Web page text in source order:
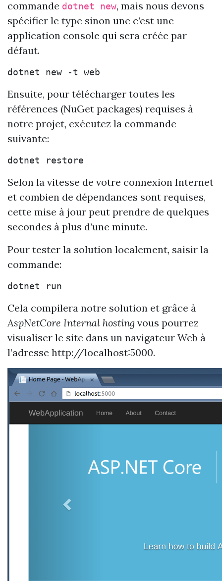
commande dotnet new, mais nous devons
spécifier le type sinon une c’est une
application console qui sera créée par
défaut.
Ensuite, pour télécharger toutes les
références (NuGet packages) requises à
notre projet, exécutez la commande
suivante:
Selon la vitesse de votre connexion Internet
et combien de dépendances sont requises,
cette mise à jour peut prendre de quelques
secondes à plus d’une minute.
Pour tester la solution localement, saisir la
commande:
Cela compilera notre solution et grâce à
AspNetCore Internal hosting vous pourrez
visualiser le site dans un navigateur Web à
l’adresse http://localhost:5000.